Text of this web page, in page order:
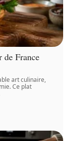
de France
art culinaire,
Ce plat